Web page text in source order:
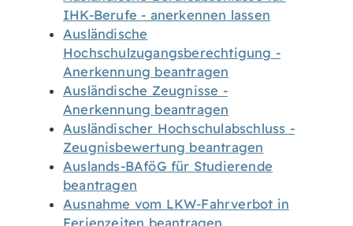
IHK-Berufe - anerkennen lassen
Ausländische
Hochschulzugangsberechtigung -
Anerkennung beantragen
Ausländische Zeugnisse -
Anerkennung beantragen
Ausländischer Hochschulabschluss -
Zeugnisbewertung beantragen
Auslands-BAföG für Studierende
beantragen
Ausnahme vom LKW-Fahrverbot in
Ferienzeiten beantragen